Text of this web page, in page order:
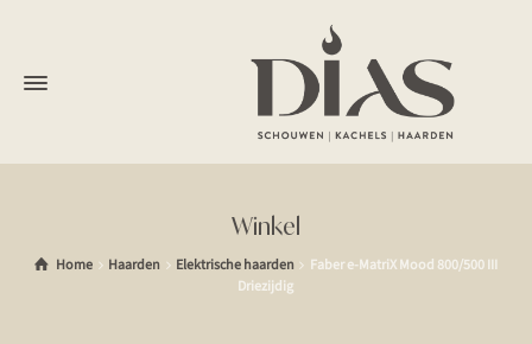
Winkel
Home Haarden Elektrische haarden
Faber e-MatriX Mood 800/500 III
Driezijdig